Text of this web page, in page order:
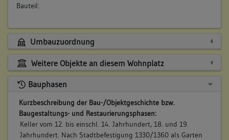
Bauteil:
Umbauzuordnung
Weitere Objekte an diesem Wohnplatz
Bauphasen
Kurzbeschreibung der Bau-/Objektgeschichte bzw.
Baugestaltungs- und Restaurierungsphasen:
Keller vom 12. bis einschl. 14. Jahrhundert, 18. und 19.
Jahrhundert. Nach Stadtbefestigung 1330/1360 als Garten